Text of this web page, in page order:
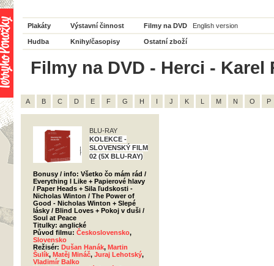
Plakáty Výstavní činnost Filmy na DVD English version
Hudba Knihy/časopisy Ostatní zboží
Filmy na DVD - Herci - Karel
A B C D E F G H I J K L M N O P
BLU-RAY
KOLEKCE -
SLOVENSKÝ FILM
02 (5X BLU-RAY)
Bonusy / info: Všetko čo mám rád /
Everything I Like + Papierové hlavy
/ Paper Heads + Sila ľudskosti -
Nicholas Winton / The Power of
Good - Nicholas Winton + Slepé
lásky / Blind Loves + Pokoj v duši /
Soul at Peace
Titulky: anglické
Původ filmu: Československo,
Slovensko
Režisér: Dušan Hanák, Martin
Šulík, Matěj Mináč, Juraj Lehotský,
Vladimír Balko